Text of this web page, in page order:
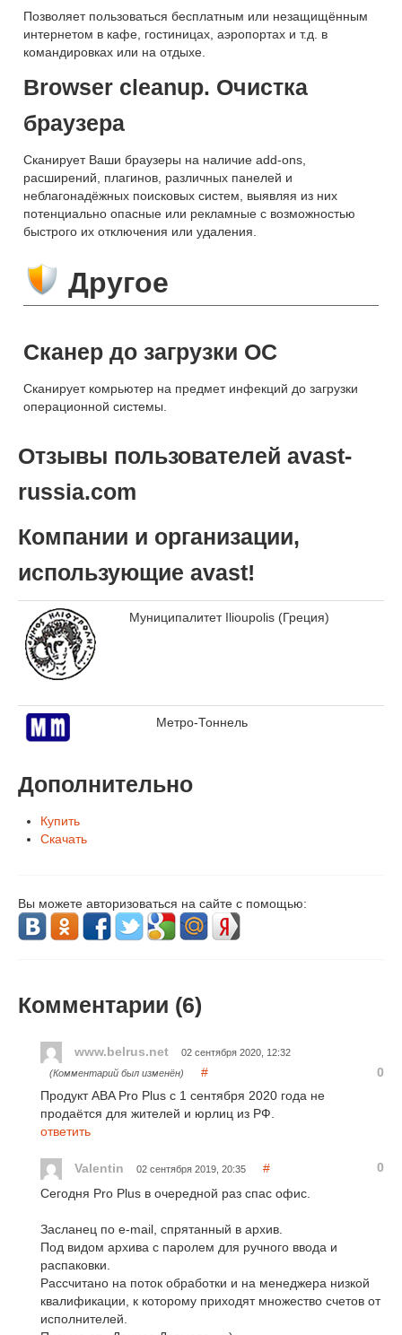
Позволяет пользоваться бесплатным или незащищённым
интернетом в кафе, гостиницах, аэропортах и т.д. в
командировках или на отдыхе.
Browser cleanup. Очистка
браузера
Сканирует Ваши браузеры на наличие add-ons,
расширений, плагинов, различных панелей и
неблагонадёжных поисковых систем, выявляя из них
потенциально опасные или рекламные с возможностью
быстрого их отключения или удаления.
Другое
Сканер до загрузки ОС
Сканирует комрьютер на предмет инфекций до загрузки
операционной системы.
Отзывы пользователей avast-
russia.com
Компании и организации,
использующие avast!
Муниципалитет Ilioupolis (Греция)
Метро-Тоннель
Дополнительно
Купить
Скачать
Вы можете авторизоваться на сайте с помощью:
Комментарии (6)
www.belrus.net
02 сентября 2020, 12:32
(Комментарий был изменён)
#
0
Продукт ABA Pro Plus с 1 сентября 2020 года не
продаётся для жителей и юрлиц из РФ.
ответить
Valentin 02 сентября 2019, 20:35 #
0
Сегодня Pro Plus в очередной раз спас офис.
Засланец по e-mail, спрятанный в архив.
Под видом архива с паролем для ручного ввода и
распаковки.
Рассчитано на поток обработки и на менеджера низкой
квалификации, к которому приходят множество счетов от
исполнителей.